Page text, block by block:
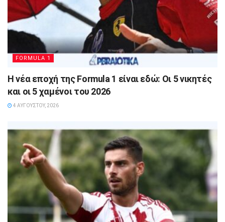
FORMULA 1
Η νέα εποχή της Formula 1 είναι εδώ: Οι 5 νικητές
και οι 5 χαμένοι του 2026
4 ΑΥΓΟΎΣΤΟΥ, 2026